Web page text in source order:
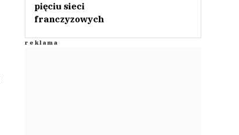
pięciu sieci
franczyzowych